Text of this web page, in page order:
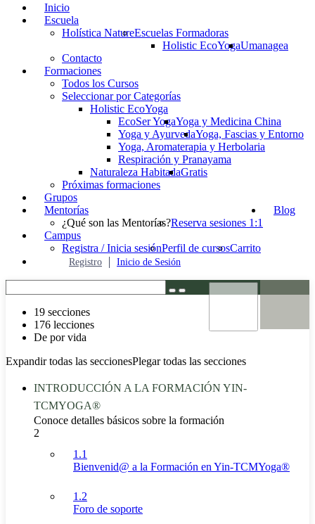
Inicio
Escuela
Holística NatureEscuelas Formadoras
Holistic EcoYogaUmanagea
Contacto
Formaciones
Todos los Cursos
Seleccionar por Categorías
Holistic EcoYoga
EcoSer YogaYoga y Medicina China
Yoga y AyurvedaYoga, Fascias y Entorno
Yoga, Aromaterapia y Herbolaria
Respiración y Pranayama
Naturaleza HabitadaGratis
Próximas formaciones
Grupos
Mentorías
¿Qué son las Mentorías?Reserva sesiones 1:1
Blog
Campus
Registra / Inicia sesiónPerfil de cursosCarrito
Registro Inicio de Sesión
19 secciones
176 lecciones
De por vida
Expandir todas las seccionesPlegar todas las secciones
INTRODUCCIÓN A LA FORMACIÓN YIN-
TCMYOGA®
Conoce detalles básicos sobre la formación
2
1.1
Bienvenid@ a la Formación en Yin-TCMYoga®
1.2
Foro de soporte